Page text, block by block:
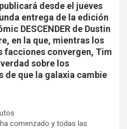
desde el jueves
entrega de la edición
DESCENDER de Dustin
en la que, mientras los
facciones convergen, Tim
sobre los
de que la galaxia cambie
comenzado y todas las